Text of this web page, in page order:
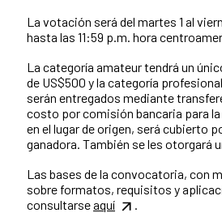
La votación será del martes 1 al
hasta las 11:59 p.m. hora
La categoría amateur tendrá un
de US$500 y la categoría
serán entregados mediante
costo por comisión bancaria para
en el lugar de origen, será cubierto
ganadora. También se les otorgará
Las bases de la convocatoria, con
sobre formatos, requisitos y
consultarseaquí